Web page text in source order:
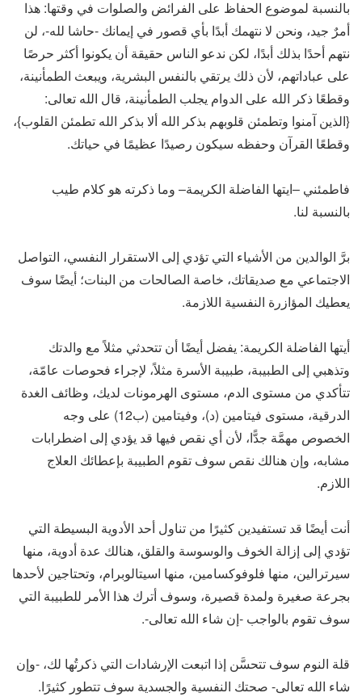
بالنسبة لموضوع الحفاظ على الفرائض والصلوات في وقتها: هذا
أمرٌ جيد، ونحن لا نتهمك أبدًا بأي قصور في إيمانك -حاشا لله-، لن
نتهم أحدًا بذلك أبدًا، لكن ندعو الناس حقيقة أن يكونوا أكثر حرصًا
على عباداتهم، لأن ذلك يرتقي بالنفس البشرية، ويبعث الطمأنينة،
وقطعًا ذكر الله على الدوام يجلب الطمأنينة، قال الله تعالى:
{الذين آمنوا وتطمئن قلوبهم بذكر الله ألا بذكر الله تطمئن القلوب}،
وقطعًا القرآن وحفظه سيكون رصيدًا عظيمًا في حياتك.
فاطمئني –ايتها الفاضلة الكريمة– وما ذكرته هو كلام طيب
بالنسبة لنا.
برَّ الوالدين من الأشياء التي تؤدي إلى الاستقرار النفسي، التواصل
الاجتماعي مع صديقاتك، خاصة الصالحات من البنات؛ أيضًا سوف
يعطيك المؤازرة النفسية اللازمة.
أيتها الفاضلة الكريمة: يفضل أيضًا أن تتحدثي مثلاً مع والدتك
وتذهبي إلى الطبيبة، طبيبة الأسرة مثلاً، لإجراء فحوصات عامّة،
تتأكدي من مستوى الدم، مستوى الهرمونات لديك، وظائف الغدة
الدرقية، مستوى فيتامين (د)، وفيتامين (ب12) على وجه
الخصوص مهمَّة جدًّا، لأن أي نقص فيها قد يؤدي إلى اضطرابات
مشابه، وإن هنالك نقص سوف تقوم الطبيبة بإعطائك العلاج
اللازم.
أنت أيضًا قد تستفيدين كثيرًا من تناول أحد الأدوية البسيطة التي
تؤدي إلى إزالة الخوف والوسوسة والقلق، هنالك عدة أدوية، منها
سيرترالين، منها فلوفوكسامين، منها اسيتالوبرام، وتحتاجين لأحدها
بجرعة صغيرة ولمدة قصيرة، وسوف أترك هذا الأمر للطبيبة التي
سوف تقوم بالواجب -إن شاء الله تعالى-.
قلة النوم سوف تتحسَّن إذا اتبعت الإرشادات التي ذكرتُها لك، -وإن
شاء الله تعالى- صحتك النفسية والجسدية سوف تتطور كثيرًا.